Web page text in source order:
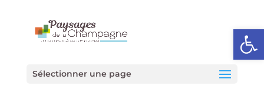
Ouvrir
Sélectionner une page